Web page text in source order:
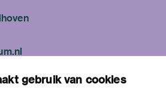
gebruik van cookies